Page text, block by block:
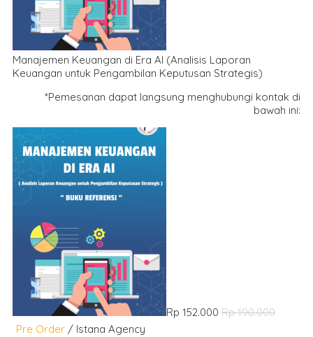
Manajemen Keuangan di Era AI (Analisis Laporan
Keuangan untuk Pengambilan Keputusan Strategis)
*Pemesanan dapat langsung menghubungi kontak di
bawah ini:
Rp 152.000 Rp 190.000
Pre Order / Istana Agency